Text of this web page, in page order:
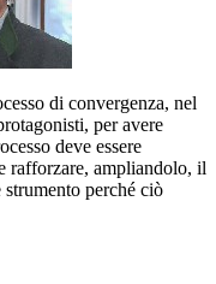
di convergenza, nel
per avere
deve essere
rafforzare, ampliandolo, il
perché ciò